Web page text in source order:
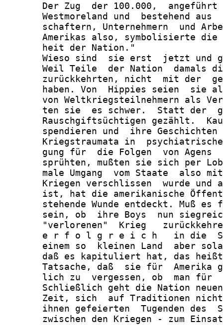
Der Zug  der 100.000,
Westmoreland und  bestehend aus
schaftern, Unternehmern  und
Amerikas also, symbolisierte
       heit der Nation."
Wieso sind  sie erst  jetzt und
Weil Teile  der Nation  damals
zurückkehrten, nicht  mit der
haben. Von  Hippies seien  sie
von Weltkriegsteilnehmern als
ten sie  es schwer.  Statt der
Rauschgiftsüchtigen gezählt.
spendieren und  ihre
Kriegstraumata in
gung für  die Folgen  von Agens
sprühten, mußten sie sich per
male Umgang  vom Staate  also
Kriegen verschlissen  wurde und
ist, hat die amerikanische
stehende Wunde entdeckt. Muß es
sein, ob  ihre Boys  nun
"verlorenen"  Krieg
e r f o l g r e i c h   in die
einem so  kleinen Land  aber
daß es kapituliert hat, das
Tatsache, daß  sie für  Amerika
lich zu  vergessen, ob  man für
Schließlich geht die Nation
Zeit, sich  auf Traditionen
ihnen gefeierten  Tugenden des
zwischen den Kriegen - zum